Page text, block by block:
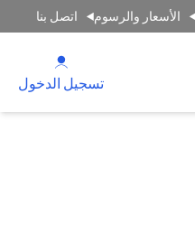
الأسعار والرسوم اتصل بنا
تسجيل الدخول